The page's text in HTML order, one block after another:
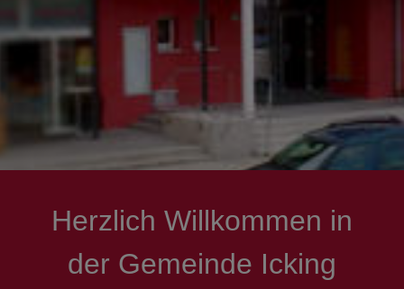
Herzlich Willkommen in
der Gemeinde Icking